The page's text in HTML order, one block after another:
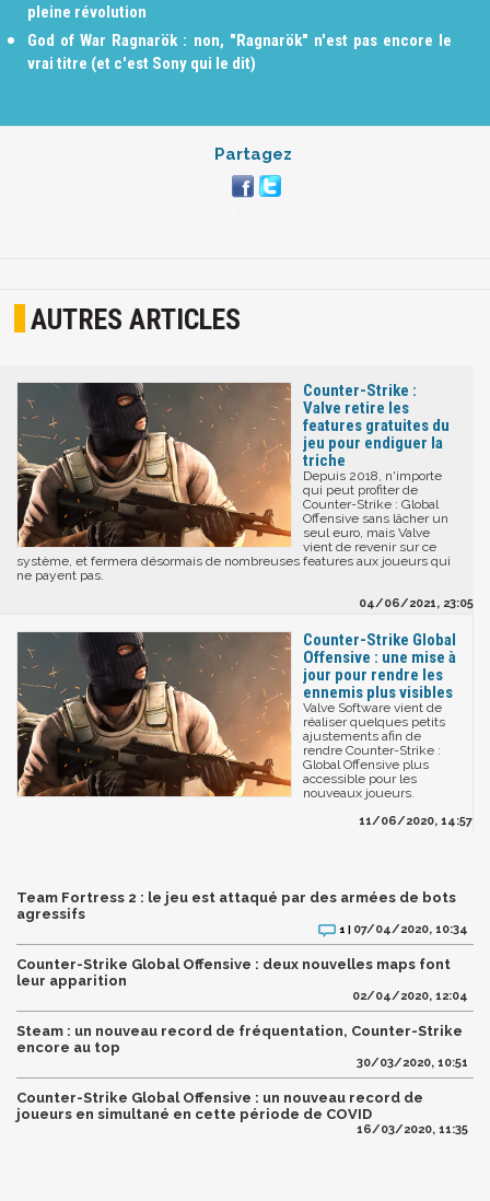
pleine révolution
God of War Ragnarök : non, "Ragnarök" n'est pas encore le
vrai titre (et c'est Sony qui le dit)
Partagez
AUTRES ARTICLES
Counter-Strike :
Valve retire les
features gratuites du
jeu pour endiguer la
triche
Depuis 2018, n'importe
qui peut profiter de
Counter-Strike : Global
Offensive sans lâcher un
seul euro, mais Valve
vient de revenir sur ce
système, et fermera désormais de nombreuses features aux joueurs qui
ne payent pas.
04/06/2021, 23:05
Counter-Strike Global
Offensive : une mise à
jour pour rendre les
ennemis plus visibles
Valve Software vient de
réaliser quelques petits
ajustements afin de
rendre Counter-Strike :
Global Offensive plus
accessible pour les
nouveaux joueurs.
11/06/2020, 14:57
Team Fortress 2 : le jeu est attaqué par des armées de bots
agressifs
1 | 07/04/2020, 10:34
Counter-Strike Global Offensive : deux nouvelles maps font
leur apparition
02/04/2020, 12:04
Steam : un nouveau record de fréquentation, Counter-Strike
encore au top
30/03/2020, 10:51
Counter-Strike Global Offensive : un nouveau record de
joueurs en simultané en cette période de COVID
16/03/2020, 11:35